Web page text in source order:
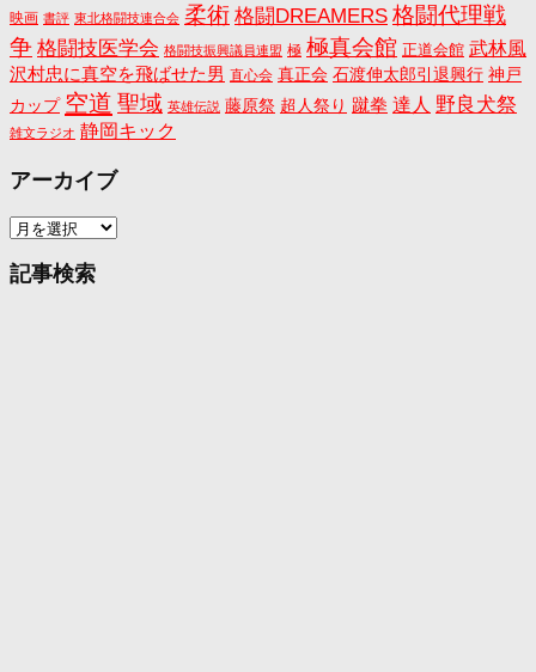
映画 書評 東北格闘技連合会 柔術 格闘DREAMERS 格闘代理戦
争 格闘技医学会 格闘技振興議員連盟 極 極真会館 正道会館 武林風
沢村忠に真空を飛ばせた男 直心会 真正会 石渡伸太郎引退興行 神戸
カップ 空道 聖域 英雄伝説 藤原祭 超人祭り 蹴拳 達人 野良犬祭
雑文ラジオ 静岡キック
アーカイブ
ア
カ
記事検索